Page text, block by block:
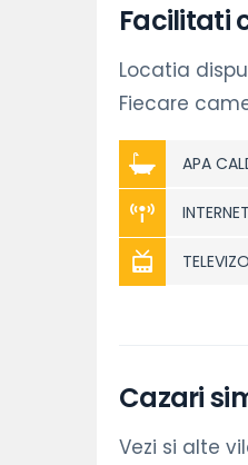
Facilitati
Locatia
Fiecare
APA
INTERNET
Cazari
Vezi si alte